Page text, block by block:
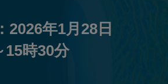
2026年1月28日
15時30分